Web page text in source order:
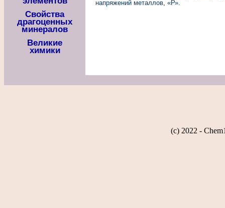
Свойства
драгоценных
минералов
Великие
химики
напряжений металлов «Р»
(c) 2022 -